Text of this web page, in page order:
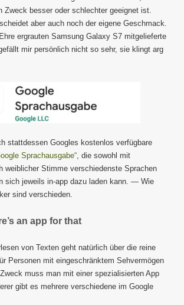
Zweck besser oder schlechter geeignet ist.
aber auch noch der eigene Geschmack.
ergrauten Samsung Galaxy S7 mitgelieferte
mir persönlich nicht so sehr, sie klingt arg
stattdessen Googles kostenlos verfügbare
Sprachausgabe“, die sowohl mit
weiblicher Stimme verschiedenste Sprachen
sich jeweils in-app dazu laden kann. — Wie
sind verschieden.
an app for that
von Texten geht natürlich über die reine
Personen mit eingeschränktem Sehvermögen
muss man mit einer spezialisierten App
gibt es mehrere verschiedene im Google